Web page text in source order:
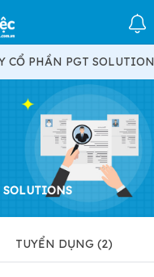
CỔ PHẦN PGT
SOLUTIONS
TUYỂN DỤNG (2)